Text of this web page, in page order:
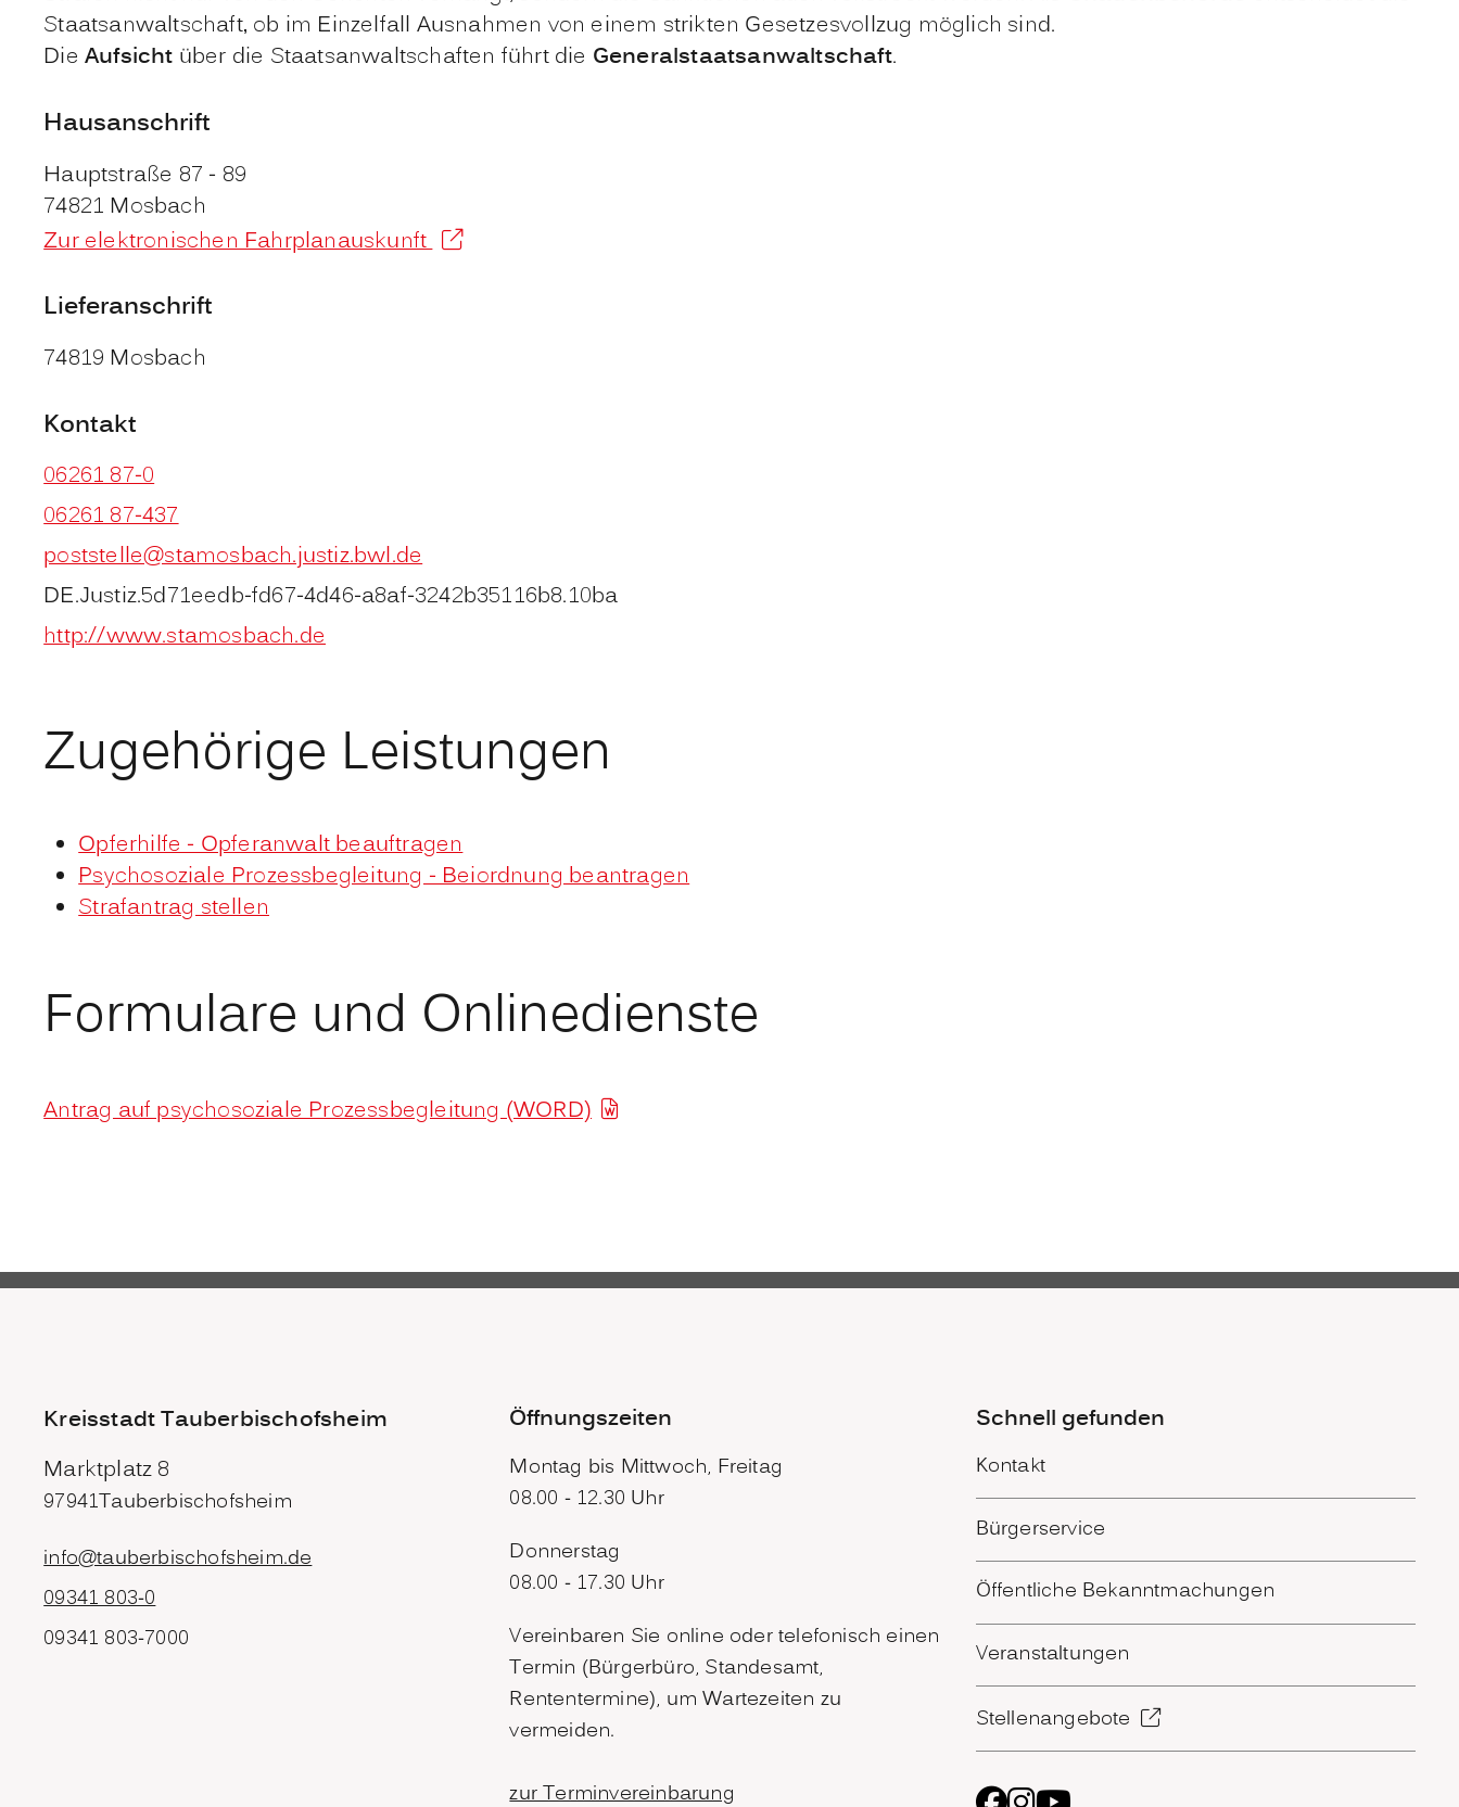
Staatsanwaltschaft, ob im Einzelfall Ausnahmen von einem strikten Gesetzesvollzug möglich sind.
Die Aufsicht über die Staatsanwaltschaften führt die Generalstaatsanwaltschaft.
Hausanschrift
Hauptstraße 87 - 89
74821 Mosbach
Zur elektronischen Fahrplanauskunft
Lieferanschrift
74819 Mosbach
Kontakt
06261 87-0
06261 87-437
poststelle@stamosbach.justiz.bwl.de
DE.Justiz.5d71eedb-fd67-4d46-a8af-3242b35116b8.10ba
http://www.stamosbach.de
Zugehörige Leistungen
Opferhilfe - Opferanwalt beauftragen
Psychosoziale Prozessbegleitung - Beiordnung beantragen
Strafantrag stellen
Formulare und Onlinedienste
Antrag auf psychosoziale Prozessbegleitung (WORD)
Kreisstadt Tauberbischofsheim
Marktplatz 8
97941Tauberbischofsheim
info@tauberbischofsheim.de
09341 803-0
09341 803-7000
Öffnungszeiten
Montag bis Mittwoch, Freitag
08.00 - 12.30 Uhr
Donnerstag
08.00 - 17.30 Uhr
Vereinbaren Sie online oder telefonisch einen
Termin (Bürgerbüro, Standesamt,
Rententermine), um Wartezeiten zu
vermeiden.
zur Terminvereinbarung
Schnell gefunden
Kontakt
Bürgerservice
Öffentliche Bekanntmachungen
Veranstaltungen
Stellenangebote